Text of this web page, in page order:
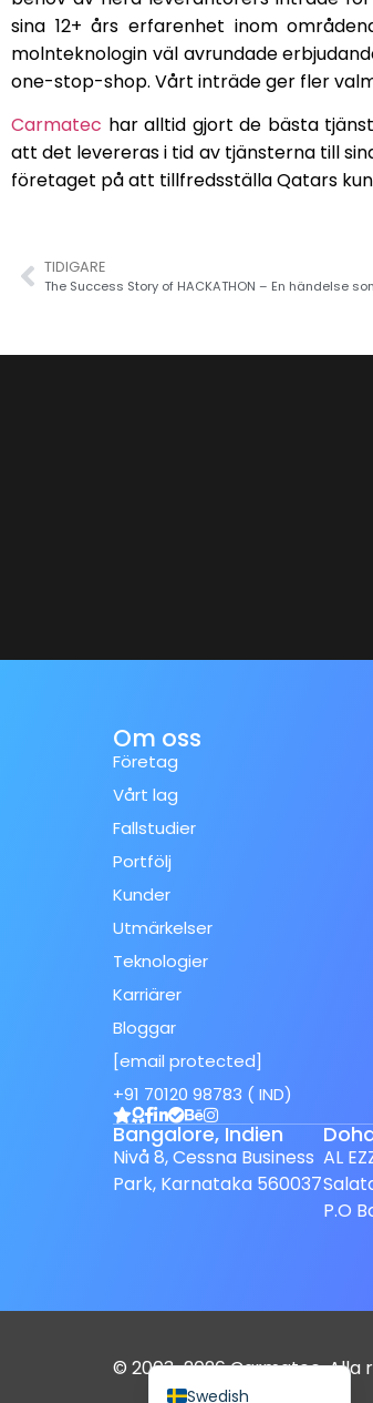
sina 12+ års erfarenhet inom
molnteknologin väl avrundade
one-stop-shop. Vårt inträde ger fler
Carmatec har alltid gjort de bästa
att det levereras i tid av tjänsterna till
företaget på att tillfredsställa Qatars
TIDIGARE
Om oss
Företag
Vårt lag
Fallstudier
Portfölj
Kunder
Utmärkelser
Teknologier
Karriärer
Bloggar
[email protected]
+91 70120 98783 ( IND)
Bangalore, Indien
Nivå 8, Cessna Business
Park, Karnataka 560037
AL
P.O
© 2003-2026 Carmatec. Alla
Swedish
English
Japanese
Dutch
Finnish
Spanish (Spain)